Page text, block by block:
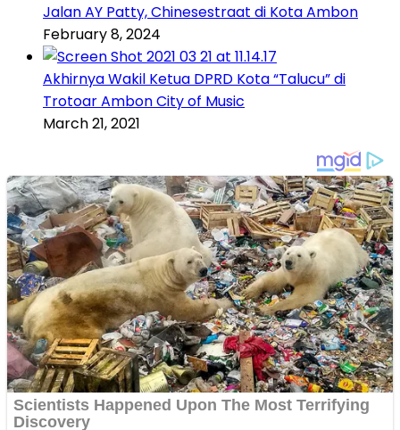
Jalan AY Patty, Chinesestraat di Kota Ambon
February 8, 2024
Akhirnya Wakil Ketua DPRD Kota “Talucu” di
Trotoar Ambon City of Music
March 21, 2021